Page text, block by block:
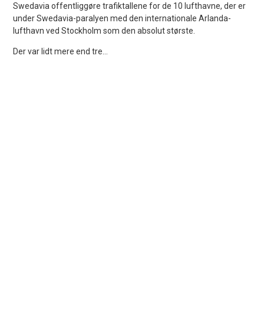
Swedavia offentliggøre trafiktallene for de 10 lufthavne, der er
under Swedavia-paralyen med den internationale Arlanda-
lufthavn ved Stockholm som den absolut største.
Der var lidt mere end tre...